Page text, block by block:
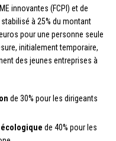
innovantes (FCPI) et de
à 25% du montant
pour une personne seule
initialement temporaire,
des jeunes entreprises à
de 30% pour les dirigeants
de 40% pour les